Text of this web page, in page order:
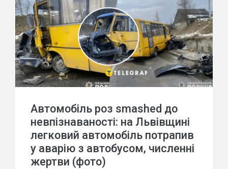
Автомобіль роз smashed до
невпізнаваності: на Львівщині
легковий автомобіль потрапив
у аварію з автобусом, численні
жертви (фото)